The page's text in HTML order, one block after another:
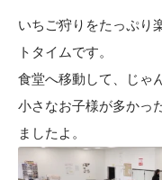
いちご狩りをたっぷり
トタイムです。
食堂へ移動して、じゃ
小さなお子様が多かっ
ましたよ。